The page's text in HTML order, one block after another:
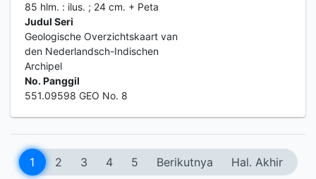
85 hlm. : ilus. ; 24 cm. + Peta
Judul Seri
Geologische Overzichtskaart van
den Nederlandsch-Indischen
Archipel
No. Panggil
551.09598 GEO No. 8
1 2 3 4 5 Berikutnya Hal. Akhir